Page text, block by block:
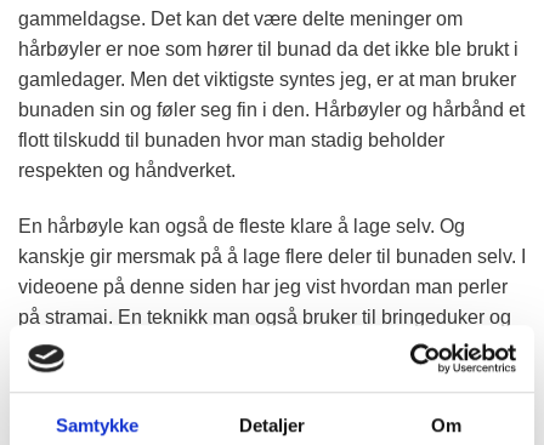
Samtykke Detaljer Om
gammeldagse. Det kan det være delte meninger om
hårbøyler er noe som hører til bunad da det ikke ble brukt i
gamledager. Men det viktigste syntes jeg, er at man bruker
bunaden sin og føler seg fin i den. Hårbøyler og hårbånd et
flott tilskudd til bunaden hvor man stadig beholder
respekten og håndverket.
En hårbøyle kan også de fleste klare å lage selv. Og
kanskje gir mersmak på å lage flere deler til bunaden selv. I
videoene på denne siden har jeg vist hvordan man perler
på stramai. En teknikk man også bruker til bringeduker og
belter. Samt en video hvor jeg viser monteringen av selve
hårbøylen.
På nettbutikken under materialpakker, finner du komplette